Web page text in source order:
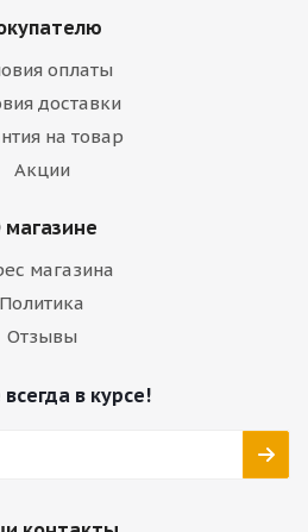
оплаты
доставки
на товар
Акции
магазине
магазина
Политика
Отзывы
в курсе!